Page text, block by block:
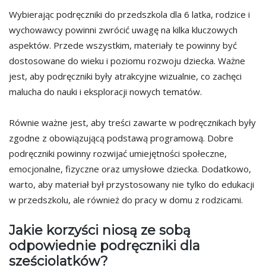
Wybierając podręczniki do przedszkola dla 6 latka, rodzice i
wychowawcy powinni zwrócić uwagę na kilka kluczowych
aspektów. Przede wszystkim, materiały te powinny być
dostosowane do wieku i poziomu rozwoju dziecka. Ważne
jest, aby podręczniki były atrakcyjne wizualnie, co zachęci
malucha do nauki i eksploracji nowych tematów.
Równie ważne jest, aby treści zawarte w podręcznikach były
zgodne z obowiązującą podstawą programową. Dobre
podręczniki powinny rozwijać umiejętności społeczne,
emocjonalne, fizyczne oraz umysłowe dziecka. Dodatkowo,
warto, aby materiał był przystosowany nie tylko do edukacji
w przedszkolu, ale również do pracy w domu z rodzicami.
Jakie korzyści niosą ze sobą
odpowiednie podręczniki dla
sześciolatków?